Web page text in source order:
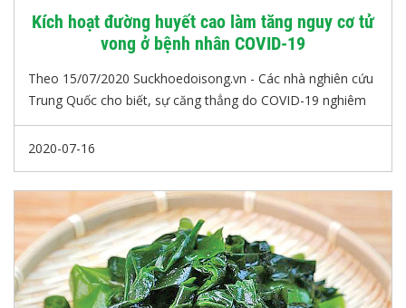
Kích hoạt đường huyết cao làm tăng nguy cơ tử
vong ở bệnh nhân COVID-19
Theo 15/07/2020 Suckhoedoisong.vn - Các nhà nghiên cứu
Trung Quốc cho biết, sự căng thẳng do COVID-19 nghiêm
trọng có thể kích hoạt lượng đường trong máu cao bất
thường, ngay cả ở những người không bị bệnh tiểu đường.
2020-07-16